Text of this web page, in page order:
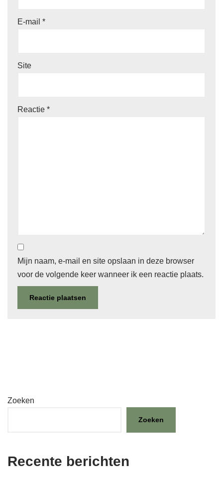
E-mail *
Site
Reactie *
Mijn naam, e-mail en site opslaan in deze browser
voor de volgende keer wanneer ik een reactie plaats.
Zoeken
Zoeken
Recente berichten